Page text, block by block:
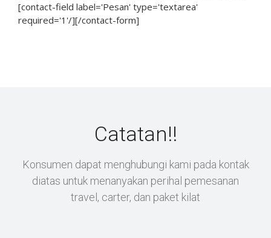
[contact-field label='Pesan' type='textarea'
required='1'/][/contact-form]
Catatan!!
Konsumen dapat menghubungi kami pada kontak
diatas untuk menanyakan perihal pemesanan
travel, carter, dan paket kilat